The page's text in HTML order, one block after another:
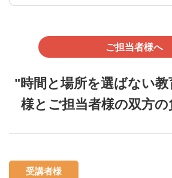
ご担当者様へ
"時間と場所を選ばない
様とご担当者様の双方の
受講者様